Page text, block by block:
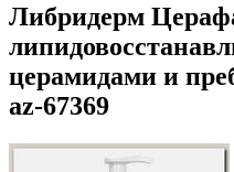
Либридерм
церамидами и
az-67369